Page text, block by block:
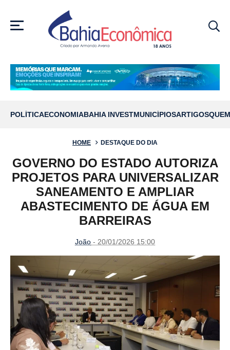
MENU
POLÍTICAECONOMIABAHIA INVESTMUNICÍPIOSARTIGOS
HOME DESTAQUE DO DIA
GOVERNO DO ESTADO AUTORIZA
PROJETOS PARA UNIVERSALIZAR
SANEAMENTO E AMPLIAR
ABASTECIMENTO DE ÁGUA EM
BARREIRAS
João - 20/01/2026 15:00